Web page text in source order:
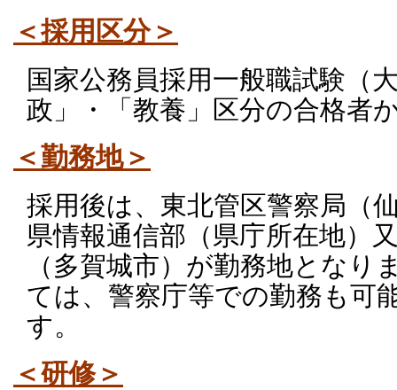
＜採用区分＞
国家公務員採用一般職試験（
政」・「教養」区分の合格者
＜勤務地＞
採用後は、東北管区警察局（
県情報通信部（県庁所在地）
（多賀城市）が勤務地となり
ては、警察庁等での勤務も可
す。
＜研修＞